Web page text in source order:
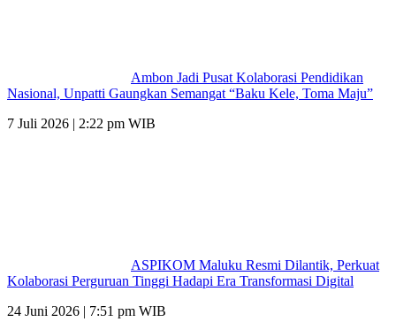
Ambon Jadi Pusat Kolaborasi Pendidikan
Nasional, Unpatti Gaungkan Semangat “Baku Kele, Toma Maju”
7 Juli 2026 | 2:22 pm WIB
ASPIKOM Maluku Resmi Dilantik, Perkuat
Kolaborasi Perguruan Tinggi Hadapi Era Transformasi Digital
24 Juni 2026 | 7:51 pm WIB